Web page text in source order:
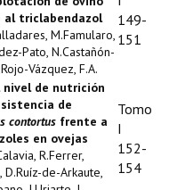
triclabendazol
M.Famularo,
Pato, N.Castañón-
Vázquez, F.A.
149-
151
de nutrición
de
contortus frente a
en ovejas
R.Ferrer,
D.Ruíz-de-Arkaute,
Tomo
I
152-
154